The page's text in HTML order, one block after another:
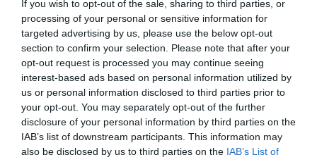
If you wish to opt-out of the sale, sharing to third parties, or
processing of your personal or sensitive information for
targeted advertising by us, please use the below opt-out
section to confirm your selection. Please note that after your
opt-out request is processed you may continue seeing
interest-based ads based on personal information utilized by
us or personal information disclosed to third parties prior to
your opt-out. You may separately opt-out of the further
disclosure of your personal information by third parties on the
IAB’s list of downstream participants. This information may
also be disclosed by us to third parties on the IAB’s List of
"El empresariado es
independentista... Nos
tenemos que pronunciar a
favor de un Estado
independiente desde
diferentes instituciones"